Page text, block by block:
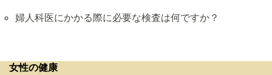
婦人科医にかかる際に必要な検査は何ですか？
女性の健康